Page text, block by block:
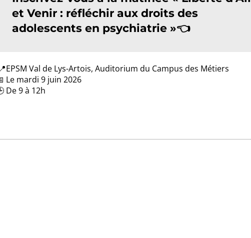
et Venir : réfléchir aux droits des
adolescents en psychiatrie »👈
📍EPSM Val de Lys-Artois, Auditorium du Campus des Métiers
Le mardi 9 juin 2026
De 9 à 12h